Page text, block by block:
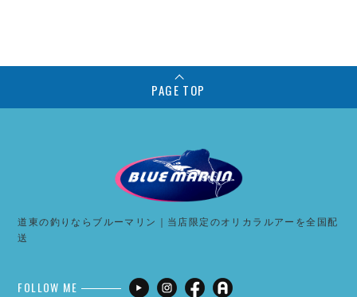
PAGE TOP
道東の釣りならブルーマリン｜当店限定のオリカラルアーを全国配
送
FOLLOW ME